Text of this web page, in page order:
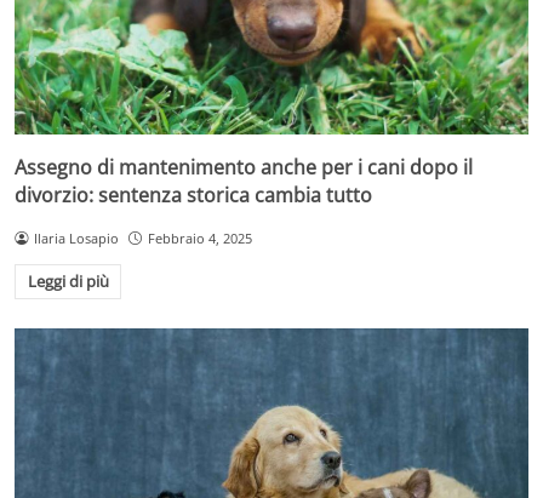
Assegno di mantenimento anche per i cani dopo il
divorzio: sentenza storica cambia tutto
Ilaria Losapio Febbraio 4, 2025
Leggi di più